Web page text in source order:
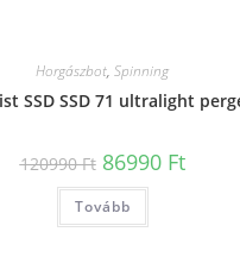
Horgászbot, Spinning
SSD SSD 71 ultralight
120990Ft Original
price
was:
120990 Ft.
86990 FtCurrent
price
Tovább